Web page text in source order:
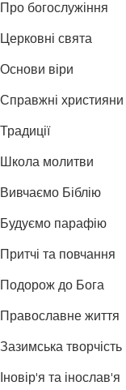
Про богослужіння
Церковні свята
Основи віри
Справжні християни
Традиції
Школа молитви
Вивчаємо Біблію
Будуємо парафію
Притчі та повчання
Подорож до Бога
Православне життя
Зазимська творчість
Іновір'я та інослав'я